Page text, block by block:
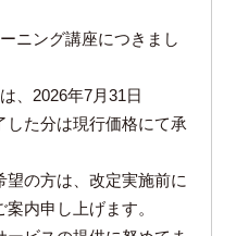
ニング講座につきまし
、2026年7月31日
した分は現行価格にて承
望の方は、改定実施前に
内申し上げます。